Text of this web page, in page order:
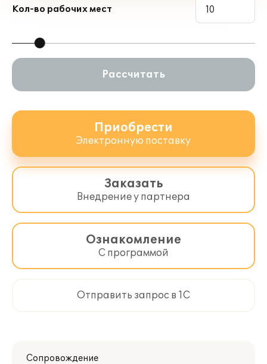
Кол-во рабочих мест
Рассчитать
Приобрести
Электронную поставку
Заказать
Внедрение у партнера
Ознакомление
С программой
Отправить запрос в 1С
Сопровождение